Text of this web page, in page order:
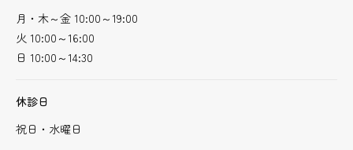
月・木～金 10:00～19:00
火 10:00～16:00
日 10:00～14:30
休診日
祝日・水曜日